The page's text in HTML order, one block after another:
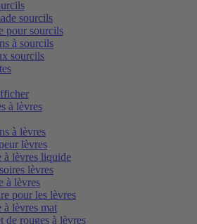
sourcils
pour sourcils
à sourcils
sourcils
à lèvres
à lèvres
lèvres
à lèvres liquide
lèvres
à lèvres
pour les lèvres
à lèvres mat
de rouges à lèvres